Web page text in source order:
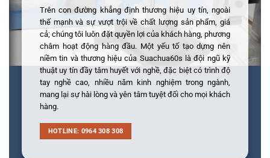
Trên con đường khẳng định thương hiệu uy tín, ngoài
thế mạnh và sự vượt trội về chất lượng sản phẩm, giá
cả; chúng tôi luôn đặt quyền lợi của khách hàng, phương
châm hoạt động hàng đầu. Một yếu tố tạo dựng nên
niềm tin và thương hiệu của Suachua60s là đội ngũ kỹ
thuật uy tín đầy tâm huyết với nghề, đặc biệt có trình độ
tay nghề cao, nhiều năm kinh nghiệm trong ngành,
mang lại sự hài lòng và yên tâm tuyệt đối cho mọi khách
hàng.
HOTLINE: 0964 308 308